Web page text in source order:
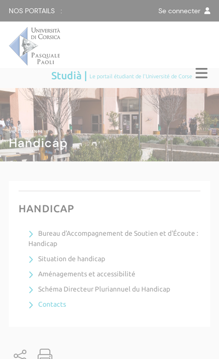
NOS PORTAILS : Se connecter
Studià | Le portail étudiant de l'Université de Corse
VIE ÉTUDIANTE|
Handicap
HANDICAP
Bureau d'Accompagnement de Soutien et d'Écoute :
Handicap
Situation de handicap
Aménagements et accessibilité
Schéma Directeur Pluriannuel du Handicap
Contacts